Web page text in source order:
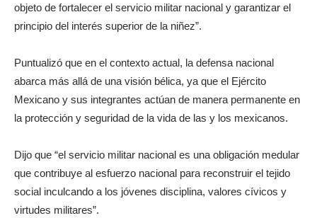
objeto de fortalecer el servicio militar nacional y garantizar el
principio del interés superior de la niñez”.
Puntualizó que en el contexto actual, la defensa nacional
abarca más allá de una visión bélica, ya que el Ejército
Mexicano y sus integrantes actúan de manera permanente en
la protección y seguridad de la vida de las y los mexicanos.
Dijo que “el servicio militar nacional es una obligación medular
que contribuye al esfuerzo nacional para reconstruir el tejido
social inculcando a los jóvenes disciplina, valores cívicos y
virtudes militares”.